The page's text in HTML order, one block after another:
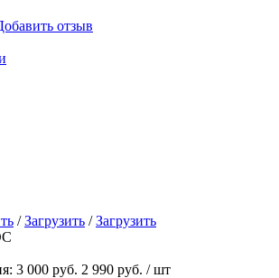
отзыв
/Загрузить /Загрузить
3 000 руб. 2 990 руб. / шт